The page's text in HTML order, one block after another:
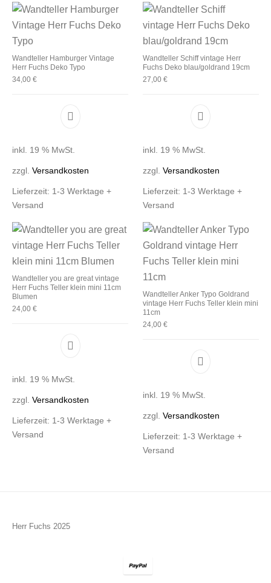
Wandteller Hamburger Vintage
Herr Fuchs Deko Typo
34,00€
inkl. 19 % MwSt.
zzgl.Versandkosten
Lieferzeit: 1-3 Werktage +
Versand
Wandteller Schiff vintage Herr
Fuchs Deko blau/goldrand 19cm
27,00 €
inkl. 19 % MwSt.
zzgl. Versandkosten
Lieferzeit: 1-3 Werktage +
Versand
Wandteller you are great vintage
Herr Fuchs Teller klein mini 11cm
Blumen
24,00€
inkl. 19 % MwSt.
zzgl.Versandkosten
Lieferzeit: 1-3 Werktage +
Versand
Wandteller Anker Typo Goldrand
vintage Herr Fuchs Teller klein mini
11cm
24,00 €
inkl. 19 % MwSt.
zzgl. Versandkosten
Lieferzeit: 1-3 Werktage +
Versand
Herr Fuchs 2025